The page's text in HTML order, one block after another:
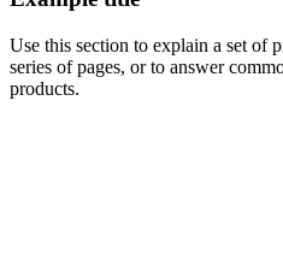
Use this section to explain a set of
series of pages, or to answer
products.